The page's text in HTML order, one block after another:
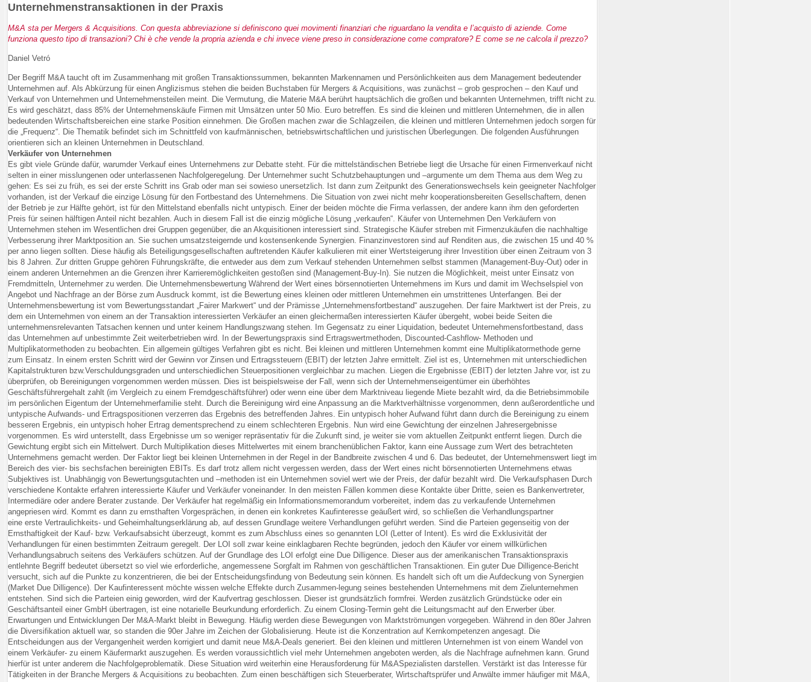
Unternehmenstransaktionen in der Praxis
M&A sta per Mergers & Acquisitions. Con questa abbreviazione si definiscono quei movimenti finanziari che riguardano la vendita e l’acquisto di aziende. Come
funziona questo tipo di transazioni? Chi è che vende la propria azienda e chi invece viene preso in considerazione come compratore? E come se ne calcola il prezzo?
Daniel Vetró
Der Begriff M&A taucht oft im Zusammenhang mit großen Transaktionssummen, bekannten Markennamen und Persönlichkeiten aus dem Management bedeutender
Unternehmen auf. Als Abkürzung für einen Anglizismus stehen die beiden Buchstaben für Mergers & Acquisitions, was zunächst – grob gesprochen – den Kauf und
Verkauf von Unternehmen und Unternehmensteilen meint. Die Vermutung, die Materie M&A berührt hauptsächlich die großen und bekannten Unternehmen, trifft nicht zu.
Es wird geschätzt, dass 85% der Unternehmenskäufe Firmen mit Umsätzen unter 50 Mio. Euro betreffen. Es sind die kleinen und mittleren Unternehmen, die in allen
bedeutenden Wirtschaftsbereichen eine starke Position einnehmen. Die Großen machen zwar die Schlagzeilen, die kleinen und mittleren Unternehmen jedoch sorgen für
die „Frequenz“. Die Thematik befindet sich im Schnittfeld von kaufmännischen, betriebswirtschaftlichen und juristischen Überlegungen. Die folgenden Ausführungen
orientieren sich an kleinen Unternehmen in Deutschland.
Verkäufer von Unternehmen
Es gibt viele Gründe dafür, warumder Verkauf eines Unternehmens zur Debatte steht. Für die mittelständischen Betriebe liegt die Ursache für einen Firmenverkauf nicht
selten in einer misslungenen oder unterlassenen Nachfolgeregelung. Der Unternehmer sucht Schutzbehauptungen und –argumente um dem Thema aus dem Weg zu
gehen: Es sei zu früh, es sei der erste Schritt ins Grab oder man sei sowieso unersetzlich. Ist dann zum Zeitpunkt des Generationswechsels kein geeigneter Nachfolger
vorhanden, ist der Verkauf die einzige Lösung für den Fortbestand des Unternehmens. Die Situation von zwei nicht mehr kooperationsbereiten Gesellschaftern, denen
der Betrieb je zur Hälfte gehört, ist für den Mittelstand ebenfalls nicht untypisch. Einer der beiden möchte die Firma verlassen, der andere kann ihm den geforderten
Preis für seinen hälftigen Anteil nicht bezahlen. Auch in diesem Fall ist die einzig mögliche Lösung „verkaufen“. Käufer von Unternehmen Den Verkäufern von
Unternehmen stehen im Wesentlichen drei Gruppen gegenüber, die an Akquisitionen interessiert sind. Strategische Käufer streben mit Firmenzukäufen die nachhaltige
Verbesserung ihrer Marktposition an. Sie suchen umsatzsteigernde und kostensenkende Synergien. Finanzinvestoren sind auf Renditen aus, die zwischen 15 und 40 %
per anno liegen sollten. Diese häufig als Beteiligungsgesellschaften auftretenden Käufer kalkulieren mit einer Wertsteigerung ihrer Investition über einen Zeitraum von 3
bis 8 Jahren. Zur dritten Gruppe gehören Führungskräfte, die entweder aus dem zum Verkauf stehenden Unternehmen selbst stammen (Management-Buy-Out) oder in
einem anderen Unternehmen an die Grenzen ihrer Karrieremöglichkeiten gestoßen sind (Management-Buy-In). Sie nutzen die Möglichkeit, meist unter Einsatz von
Fremdmitteln, Unternehmer zu werden. Die Unternehmensbewertung Während der Wert eines börsennotierten Unternehmens im Kurs und damit im Wechselspiel von
Angebot und Nachfrage an der Börse zum Ausdruck kommt, ist die Bewertung eines kleinen oder mittleren Unternehmen ein umstrittenes Unterfangen. Bei der
Unternehmensbewertung ist vom Bewertungsstandart „Fairer Markwert“ und der Prämisse „Unternehmensfortbestand“ auszugehen. Der faire Marktwert ist der Preis, zu
dem ein Unternehmen von einem an der Transaktion interessierten Verkäufer an einen gleichermaßen interessierten Käufer übergeht, wobei beide Seiten die
unternehmensrelevanten Tatsachen kennen und unter keinem Handlungszwang stehen. Im Gegensatz zu einer Liquidation, bedeutet Unternehmensfortbestand, dass
das Unternehmen auf unbestimmte Zeit weiterbetrieben wird. In der Bewertungspraxis sind Ertragswertmethoden, Discounted-Cashflow- Methoden und
Multiplikatormethoden zu beobachten. Ein allgemein gültiges Verfahren gibt es nicht. Bei kleinen und mittleren Unternehmen kommt eine Multiplikatormethode gerne
zum Einsatz. In einem ersten Schritt wird der Gewinn vor Zinsen und Ertragssteuern (EBIT) der letzten Jahre ermittelt. Ziel ist es, Unternehmen mit unterschiedlichen
Kapitalstrukturen bzw.Verschuldungsgraden und unterschiedlichen Steuerpositionen vergleichbar zu machen. Liegen die Ergebnisse (EBIT) der letzten Jahre vor, ist zu
überprüfen, ob Bereinigungen vorgenommen werden müssen. Dies ist beispielsweise der Fall, wenn sich der Unternehmenseigentümer ein überhöhtes
Geschäftsführergehalt zahlt (im Vergleich zu einem Fremdgeschäftsführer) oder wenn eine über dem Marktniveau liegende Miete bezahlt wird, da die Betriebsimmobile
im persönlichen Eigentum der Unternehmerfamilie steht. Durch die Bereinigung wird eine Anpassung an die Marktverhältnisse vorgenommen, denn außerordentliche und
untypische Aufwands- und Ertragspositionen verzerren das Ergebnis des betreffenden Jahres. Ein untypisch hoher Aufwand führt dann durch die Bereinigung zu einem
besseren Ergebnis, ein untypisch hoher Ertrag dementsprechend zu einem schlechteren Ergebnis. Nun wird eine Gewichtung der einzelnen Jahresergebnisse
vorgenommen. Es wird unterstellt, dass Ergebnisse um so weniger repräsentativ für die Zukunft sind, je weiter sie vom aktuellen Zeitpunkt entfernt liegen. Durch die
Gewichtung ergibt sich ein Mittelwert. Durch Multiplikation dieses Mittelwertes mit einem branchenüblichen Faktor, kann eine Aussage zum Wert des betrachteten
Unternehmens gemacht werden. Der Faktor liegt bei kleinen Unternehmen in der Regel in der Bandbreite zwischen 4 und 6. Das bedeutet, der Unternehmenswert liegt im
Bereich des vier- bis sechsfachen bereinigten EBITs. Es darf trotz allem nicht vergessen werden, dass der Wert eines nicht börsennotierten Unternehmens etwas
Subjektives ist. Unabhängig von Bewertungsgutachten und –methoden ist ein Unternehmen soviel wert wie der Preis, der dafür bezahlt wird. Die Verkaufsphasen Durch
verschiedene Kontakte erfahren interessierte Käufer und Verkäufer voneinander. In den meisten Fällen kommen diese Kontakte über Dritte, seien es Bankenvertreter,
Intermediäre oder andere Berater zustande. Der Verkäufer hat regelmäßig ein Informationsmemorandum vorbereitet, indem das zu verkaufende Unternehmen
angepriesen wird. Kommt es dann zu ernsthaften Vorgesprächen, in denen ein konkretes Kaufinteresse geäußert wird, so schließen die Verhandlungspartner
eine erste Vertraulichkeits- und Geheimhaltungserklärung ab, auf dessen Grundlage weitere Verhandlungen geführt werden. Sind die Parteien gegenseitig von der
Ernsthaftigkeit der Kauf- bzw. Verkaufsabsicht überzeugt, kommt es zum Abschluss eines so genannten LOI (Letter of Intent). Es wird die Exklusivität der
Verhandlungen für einen bestimmten Zeitraum geregelt. Der LOI soll zwar keine einklagbaren Rechte begründen, jedoch den Käufer vor einem willkürlichen
Verhandlungsabruch seitens des Verkäufers schützen. Auf der Grundlage des LOI erfolgt eine Due Dilligence. Dieser aus der amerikanischen Transaktionspraxis
entlehnte Begriff bedeutet übersetzt so viel wie erforderliche, angemessene Sorgfalt im Rahmen von geschäftlichen Transaktionen. Ein guter Due Dilligence-Bericht
versucht, sich auf die Punkte zu konzentrieren, die bei der Entscheidungsfindung von Bedeutung sein können. Es handelt sich oft um die Aufdeckung von Synergien
(Market Due Dilligence). Der Kaufinteressent möchte wissen welche Effekte durch Zusammen-legung seines bestehenden Unternehmens mit dem Zielunternehmen
entstehen. Sind sich die Parteien einig geworden, wird der Kaufvertrag geschlossen. Dieser ist grundsätzlich formfrei. Werden zusätzlich Gründstücke oder ein
Geschäftsanteil einer GmbH übertragen, ist eine notarielle Beurkundung erforderlich. Zu einem Closing-Termin geht die Leitungsmacht auf den Erwerber über.
Erwartungen und Entwicklungen Der M&A-Markt bleibt in Bewegung. Häufig werden diese Bewegungen von Marktströmungen vorgegeben. Während in den 80er Jahren
die Diversifikation aktuell war, so standen die 90er Jahre im Zeichen der Globalisierung. Heute ist die Konzentration auf Kernkompetenzen angesagt. Die
Entscheidungen aus der Vergangenheit werden korrigiert und damit neue M&A-Deals generiert. Bei den kleinen und mittleren Unternehmen ist von einem Wandel von
einem Verkäufer- zu einem Käufermarkt auszugehen. Es werden voraussichtlich viel mehr Unternehmen angeboten werden, als die Nachfrage aufnehmen kann. Grund
hierfür ist unter anderem die Nachfolgeproblematik. Diese Situation wird weiterhin eine Herausforderung für M&ASpezialisten darstellen. Verstärkt ist das Interesse für
Tätigkeiten in der Branche Mergers & Acquisitions zu beobachten. Zum einen beschäftigen sich Steuerberater, Wirtschaftsprüfer und Anwälte immer häufiger mit M&A,